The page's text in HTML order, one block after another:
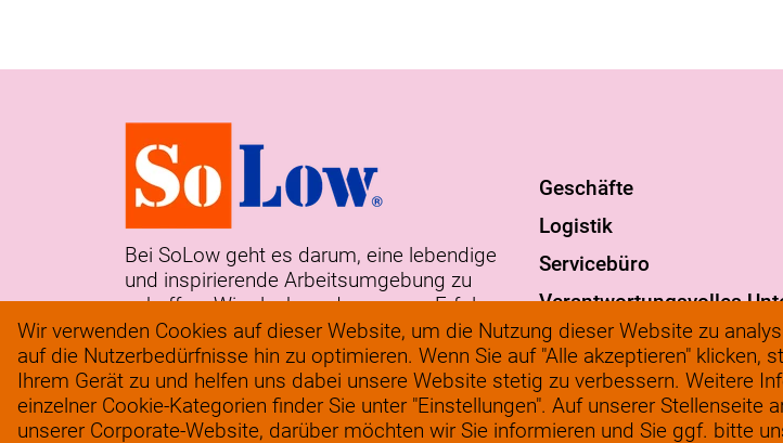
Bei SoLow geht es darum, eine lebendige
und inspirierende Arbeitsumgebung zu
schaffen. Wir glauben, dass unser Erfolg
aus der Leidenschaft und Hingabe
unseres Teams resultiert.
Geschäfte
Logistik
Servicebüro
Verantwortungsvolles
FAQ
werkenbij@solow.nl
+ 31 345 62 14 32
Wir verwenden Cookies auf dieser Website, um die Nutzung dieser Website zu
auf die Nutzerbedürfnisse hin zu optimieren. Wenn Sie auf "Alle akzeptieren" klicken,
Ihrem Gerät zu und helfen uns dabei unsere Website stetig zu verbessern. Weitere
einzelner Cookie-Kategorien finder Sie unter "Einstellungen". Auf unserer
unserer Corporate-Website, darüber möchten wir Sie informieren und Sie ggf. bitte